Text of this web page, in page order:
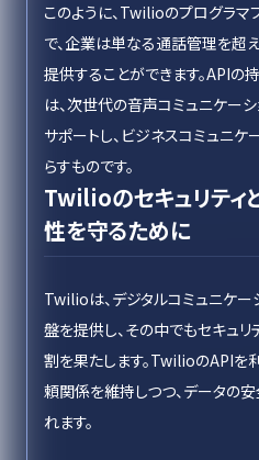
このように、Twilioのプログラ
で、企業は単なる通話管理を
提供することができます。API
は、次世代の音声コミュニケー
サポートし、ビジネスコミュニ
らすものです。
Twilioのセキュリティ
性を守るために
Twilioは、デジタルコミュニケ
盤を提供し、その中でもセキュ
割を果たします。TwilioのAPIを
頼関係を維持しつつ、データの
れます。